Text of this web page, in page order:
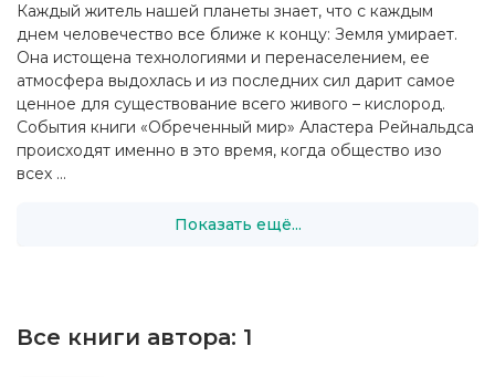
Каждый житель нашей планеты знает, что с каждым
днем человечество все ближе к концу: Земля умирает.
Она истощена технологиями и перенаселением, ее
атмосфера выдохлась и из последних сил дарит самое
ценное для существование всего живого – кислород.
События книги «Обреченный мир» Аластера Рейнальдса
происходят именно в это время, когда общество изо
всех ...
Показать ещё...
Все книги автора: 1